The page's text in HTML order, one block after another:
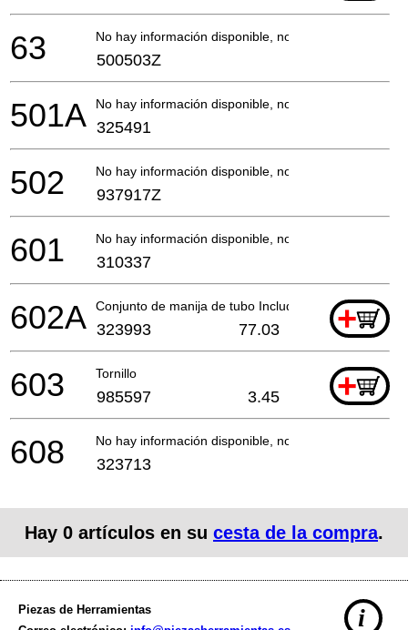
No hay información disponible, no se puede pedir
63 500503Z
No hay información disponible, no se puede pedir
501A 325491
No hay información disponible, no se puede pedir
502 937917Z
No hay información disponible, no se puede pedir
601 310337
Conjunto de manija de tubo Includ.602 +
602A 323993 77.03
Tornillo +
603 985597 3.45
No hay información disponible, no se puede pedir
608 323713
Hay 0 artículos en su cesta de la compra.
Piezas de Herramientas
i